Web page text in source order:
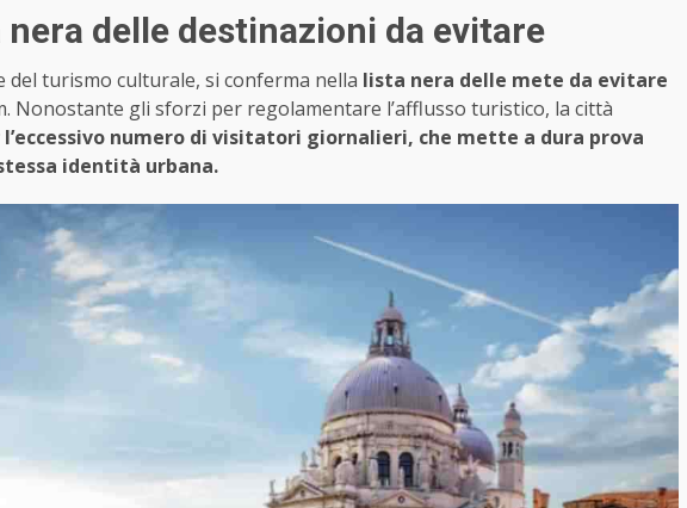
delle destinazioni da evitare
del turismo culturale, si conferma nella lista nera delle mete da evitare
Nonostante gli sforzi per regolamentare l’afflusso turistico, la città
numero di visitatori giornalieri, che mette a dura prova
identità urbana.